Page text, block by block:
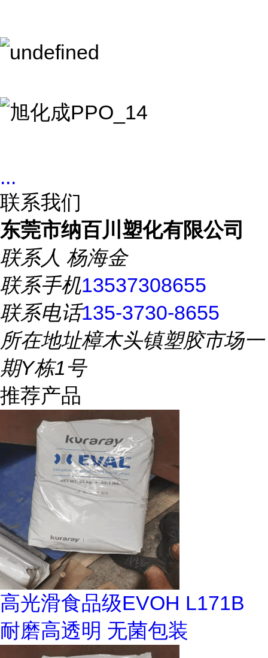
...
联系我们
东莞市纳百川塑化有限公司
联系人 杨海金
联系手机13537308655
联系电话135-3730-8655
所在地址樟木头镇塑胶市场一
期Y栋1号
推荐产品
高光滑食品级EVOH L171B
耐磨高透明 无菌包装